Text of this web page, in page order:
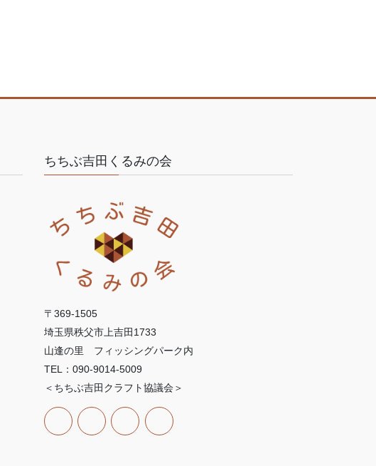
ちちぶ吉田くるみの会
〒369-1505
埼玉県秩父市上吉田1733
山逢の里 フィッシングパーク内
TEL：090-9014-5009
＜ちちぶ吉田クラフト協議会＞